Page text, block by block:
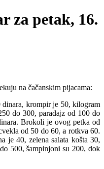
za petak, 16.
na čačanskim pijacama:
krompir je 50, kilogram
do 300, paradajz od 100 do
Brokoli je ovog petka od
od 50 do 60, a rotkva 60.
je 40, zelena salata košta 30,
500, šampinjoni su 200, dok